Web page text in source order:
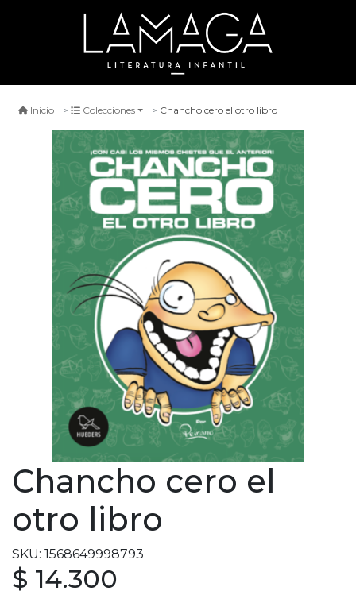
Inicio Colecciones Chancho cero el otro libro
Chancho cero el
otro libro
SKU: 1568649998793
$ 14.300